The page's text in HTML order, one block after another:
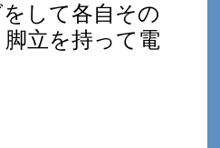
して各自その
立を持って電